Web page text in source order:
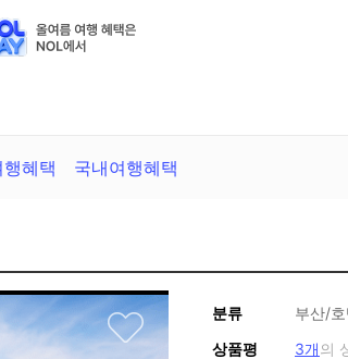
혜택 국내여행혜택
분류
부산/호
상품평
3개의